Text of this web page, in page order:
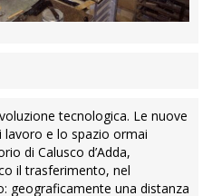
tecnologica. Le nuove
lavoro e lo spazio ormai
di Calusco d’Adda,
il trasferimento, nel
geograficamente una distanza